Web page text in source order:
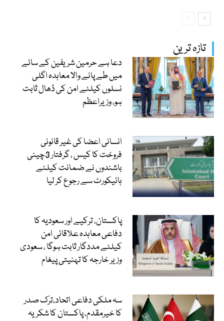
تازہ ترین
دعا ہے حرمین شریفین کے سائے
میں طے پانے والا معاہدہ اگلی
نسلوں کیلئے امن کی ڈھال ثابت
ہو، وزیراعظم
انسانی اعضا کی غیر قانونی
فروخت کا کیس ، گرفتار 3چینی
باشندوں نے ضمانت کیلئے
ہائیکورٹ سے رجوع کر لیا
پاکستان، ترکیے اور سعودیہ کا
دفاعی معاہدہ علاقائی امن
کیلئے مددگار ثابت ہوگا ، سعودی
وزیر خارجہ کا تہنیتی پیغام
سہ ملکی دفاعی اتحاد،ترک صدر
کا خیرمقدم، پاکستان کا شکریہ